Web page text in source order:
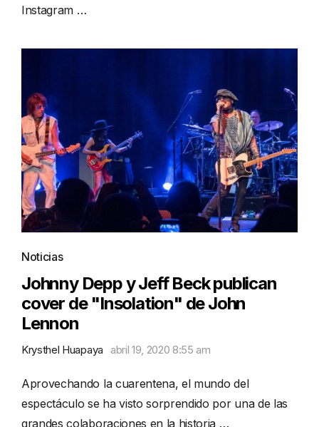
Instagram …
Noticias
Johnny Depp y Jeff Beck publican
cover de "Insolation" de John
Lennon
Krysthel Huapaya abril 19, 2020 8:55 am
Aprovechando la cuarentena, el mundo del
espectáculo se ha visto sorprendido por una de las
grandes colaboraciones en la historia …